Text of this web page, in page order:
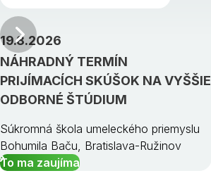
NÁHRADNÝ TERMÍN
PRIJÍMACÍCH SKÚŠOK NA VYŠŠIE
ODBORNÉ ŠTÚDIUM
19.8.2026
Súkromná škola umeleckého priemyslu
Bohumila Baču, Bratislava-Ružinov
To ma zaujíma
Predchádzajúci